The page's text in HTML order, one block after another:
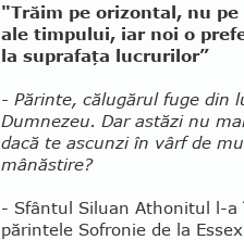
"Trăim pe orizontal, nu
ale timpului, iar noi o
la suprafaţa lucrurilor”
- Părinte, călugărul fuge din
Dumnezeu. Dar astăzi nu
dacă te ascunzi în vârf de
mânăstire?
- Sfântul Siluan Athonitul l-a
părintele Sofronie de la